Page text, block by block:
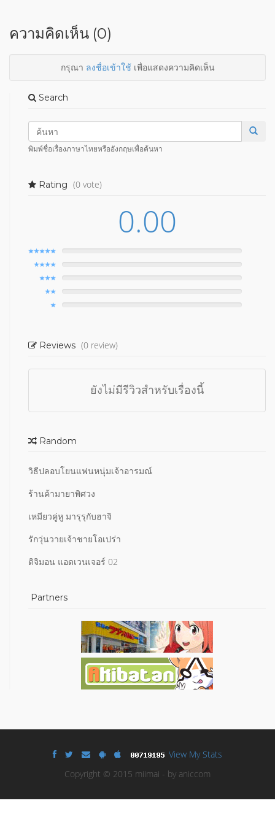
ความคิดเห็น (0)
กรุณา ลงชื่อเข้าใช้เพื่อแสดงความคิดเห็น
Search
พิมพ์ชื่อเรื่องภาษาไทยหรืออังกฤษเพื่อค้นหา
Rating (0 vote)
0.00
Reviews (0 review)
ยังไม่มีรีวิวสำหรับเรื่องนี้
Random
วิธีปลอบโยนแฟนหนุ่มเจ้าอารมณ์
ร้านค้ามายาพิศวง
เหมียวคู่หู มารุรุกับฮาจิ
รักวุ่นวายเจ้าชายโอเปร่า
ดิจิมอน แอดเวนเจอร์ 02
Partners
View My Stats
Copyright © 2015 miimai - by aniccom